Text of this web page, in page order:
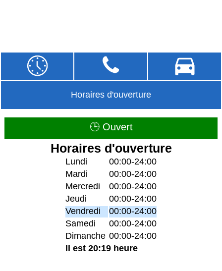
Horaires d'ouverture
🕒 Ouvert
Horaires d'ouverture
Lundi
00:00-24:00
Mardi
00:00-24:00
Mercredi
00:00-24:00
Jeudi
00:00-24:00
Vendredi
00:00-24:00
Samedi
00:00-24:00
Dimanche 00:00-24:00
Il est 20:19 heure